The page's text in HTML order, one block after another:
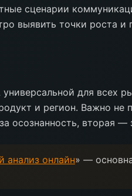
сценарии
выявить точки роста и
для всех
и регион. Важно не
осознанность, вторая —
анализ онлайн» —